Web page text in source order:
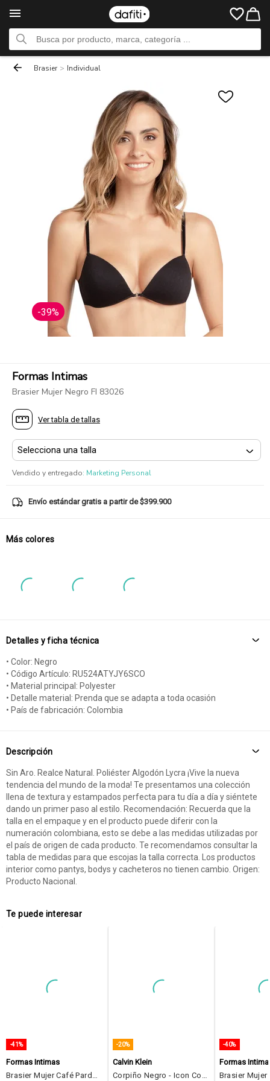
Brasier > Individual
-39%
Formas Intimas
Brasier Mujer Negro FI 83026
Ver tabla de tallas
Vendido y entregado: Marketing Personal
Envío estándar gratis a partir de $399.900
Más colores
Detalles y ficha técnica
• Color: Negro
• Código Artículo: RU524ATYJY6SCO
• Material principal: Polyester
• Detalle material: Prenda que se adapta a toda ocasión
• País de fabricación: Colombia
Descripción
Sin Aro. Realce Natural. Poliéster Algodón Lycra ¡Vive la nueva
tendencia del mundo de la moda! Te presentamos una colección
llena de textura y estampados perfecta para tu día a día y siéntete
dando un primer paso al estilo. Recomendación: Recuerda que la
talla en el empaque y en el producto puede diferir con la
numeración colombiana, esto se debe a las medidas utilizadas por
el país de origen de cada producto. Te recomendamos consultar la
tabla de medidas para que escojas la talla correcta. Los productos
interior como pantys, bodys y cacheteros no tienen cambio. Origen:
Producto Nacional.
Te puede interesar
-41%
Formas Intimas
Brasier Mujer Café Pardo Fi 115169
-20%
Calvin Klein
Corpiño Negro - Icon Cotton Modal Pride Calvin Klein
-40%
Formas